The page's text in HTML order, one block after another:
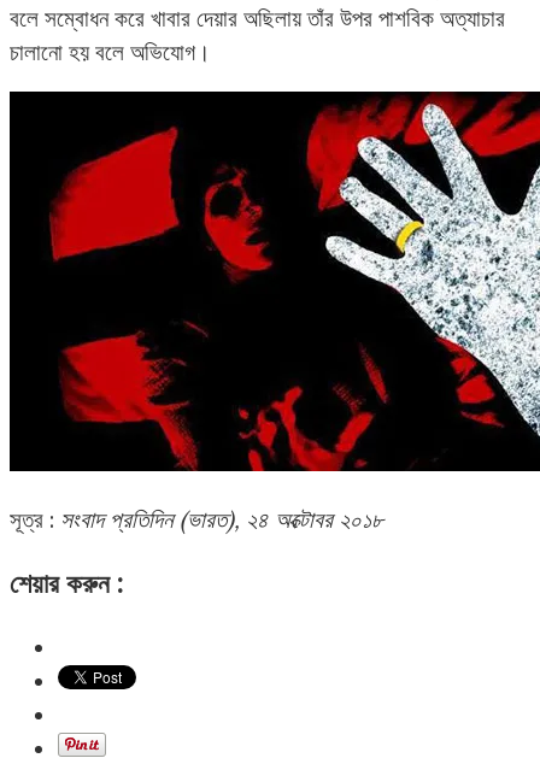
বলে সম্বোধন করে খাবার দেয়ার অছিলায় তাঁর উপর পাশবিক অত্যাচার
চালানো হয় বলে অভিযোগ।
সূত্র : সংবাদ প্রতিদিন (ভারত), ২৪ অক্টোবর ২০১৮
শেয়ার করুন :